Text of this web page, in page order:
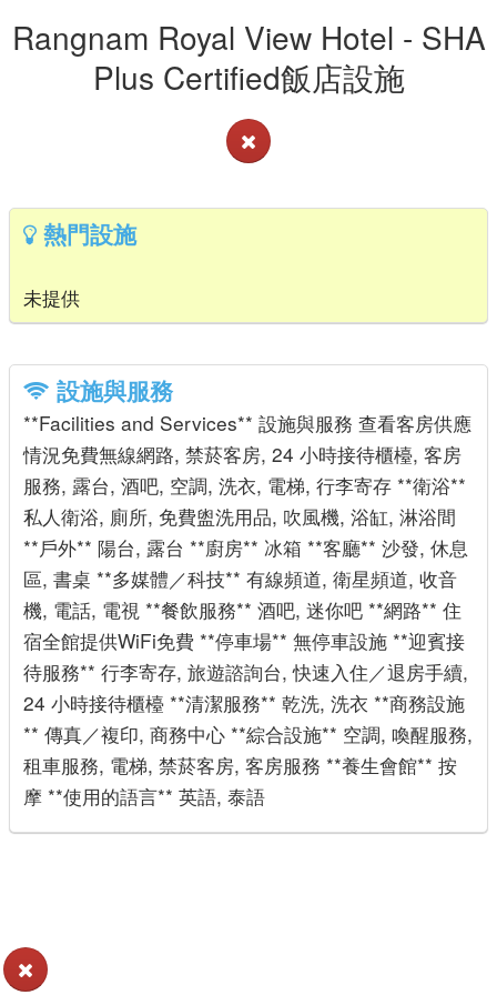
Rangnam Royal View Hotel - SHA
Plus Certified飯店設施
熱門設施
未提供
設施與服務
**Facilities and Services** 設施與服務 查看客房供應
情況免費無線網路, 禁菸客房, 24 小時接待櫃檯, 客房
服務, 露台, 酒吧, 空調, 洗衣, 電梯, 行李寄存 **衛浴**
私人衛浴, 廁所, 免費盥洗用品, 吹風機, 浴缸, 淋浴間
**戶外** 陽台, 露台 **廚房** 冰箱 **客廳** 沙發, 休息
區, 書桌 **多媒體／科技** 有線頻道, 衛星頻道, 收音
機, 電話, 電視 **餐飲服務** 酒吧, 迷你吧 **網路** 住
宿全館提供WiFi免費 **停車場** 無停車設施 **迎賓接
待服務** 行李寄存, 旅遊諮詢台, 快速入住／退房手續,
24 小時接待櫃檯 **清潔服務** 乾洗, 洗衣 **商務設施
** 傳真／複印, 商務中心 **綜合設施** 空調, 喚醒服務,
租車服務, 電梯, 禁菸客房, 客房服務 **養生會館** 按
摩 **使用的語言** 英語, 泰語